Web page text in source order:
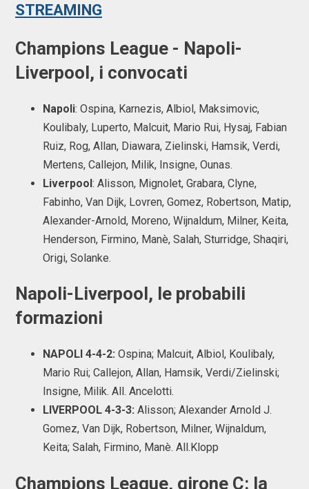
STREAMING
Champions League - Napoli-
Liverpool, i convocati
Napoli: Ospina, Karnezis, Albiol, Maksimovic,
Koulibaly, Luperto, Malcuit, Mario Rui, Hysaj, Fabian
Ruiz, Rog, Allan, Diawara, Zielinski, Hamsik, Verdi,
Mertens, Callejon, Milik, Insigne, Ounas.
Liverpool: Alisson, Mignolet, Grabara, Clyne,
Fabinho, Van Dijk, Lovren, Gomez, Robertson, Matip,
Alexander-Arnold, Moreno, Wijnaldum, Milner, Keita,
Henderson, Firmino, Manè, Salah, Sturridge, Shaqiri,
Origi, Solanke.
Napoli-Liverpool, le probabili
formazioni
NAPOLI 4-4-2: Ospina; Malcuit, Albiol, Koulibaly,
Mario Rui; Callejon, Allan, Hamsik, Verdi/Zielinski;
Insigne, Milik. All. Ancelotti.
LIVERPOOL 4-3-3: Alisson; Alexander Arnold J.
Gomez, Van Dijk, Robertson, Milner, Wijnaldum,
Keita; Salah, Firmino, Manè. All.Klopp
Champions League, girone C: la